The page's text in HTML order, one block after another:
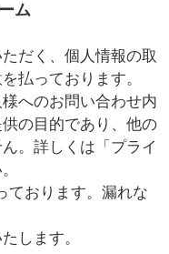
ム
だく、個人情報の取
払っております。
へのお問い合わせ内
の目的であり、他の
。詳しくは「プライ
ております。漏れな
します。